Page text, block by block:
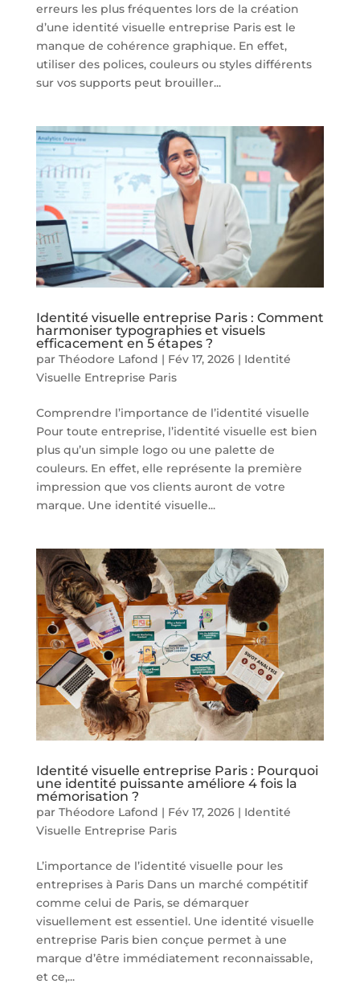
erreurs les plus fréquentes lors de la création
d’une identité visuelle entreprise Paris est le
manque de cohérence graphique. En effet,
utiliser des polices, couleurs ou styles différents
sur vos supports peut brouiller...
Identité visuelle entreprise Paris : Comment
harmoniser typographies et visuels
efficacement en 5 étapes ?
par Théodore Lafond | Fév 17, 2026| Identité
Visuelle Entreprise Paris
Comprendre l’importance de l’identité visuelle
Pour toute entreprise, l’identité visuelle est bien
plus qu’un simple logo ou une palette de
couleurs. En effet, elle représente la première
impression que vos clients auront de votre
marque. Une identité visuelle...
Identité visuelle entreprise Paris : Pourquoi
une identité puissante améliore 4 fois la
mémorisation ?
par Théodore Lafond | Fév 17, 2026| Identité
Visuelle Entreprise Paris
L’importance de l’identité visuelle pour les
entreprises à Paris Dans un marché compétitif
comme celui de Paris, se démarquer
visuellement est essentiel. Une identité visuelle
entreprise Paris bien conçue permet à une
marque d’être immédiatement reconnaissable,
et ce,...